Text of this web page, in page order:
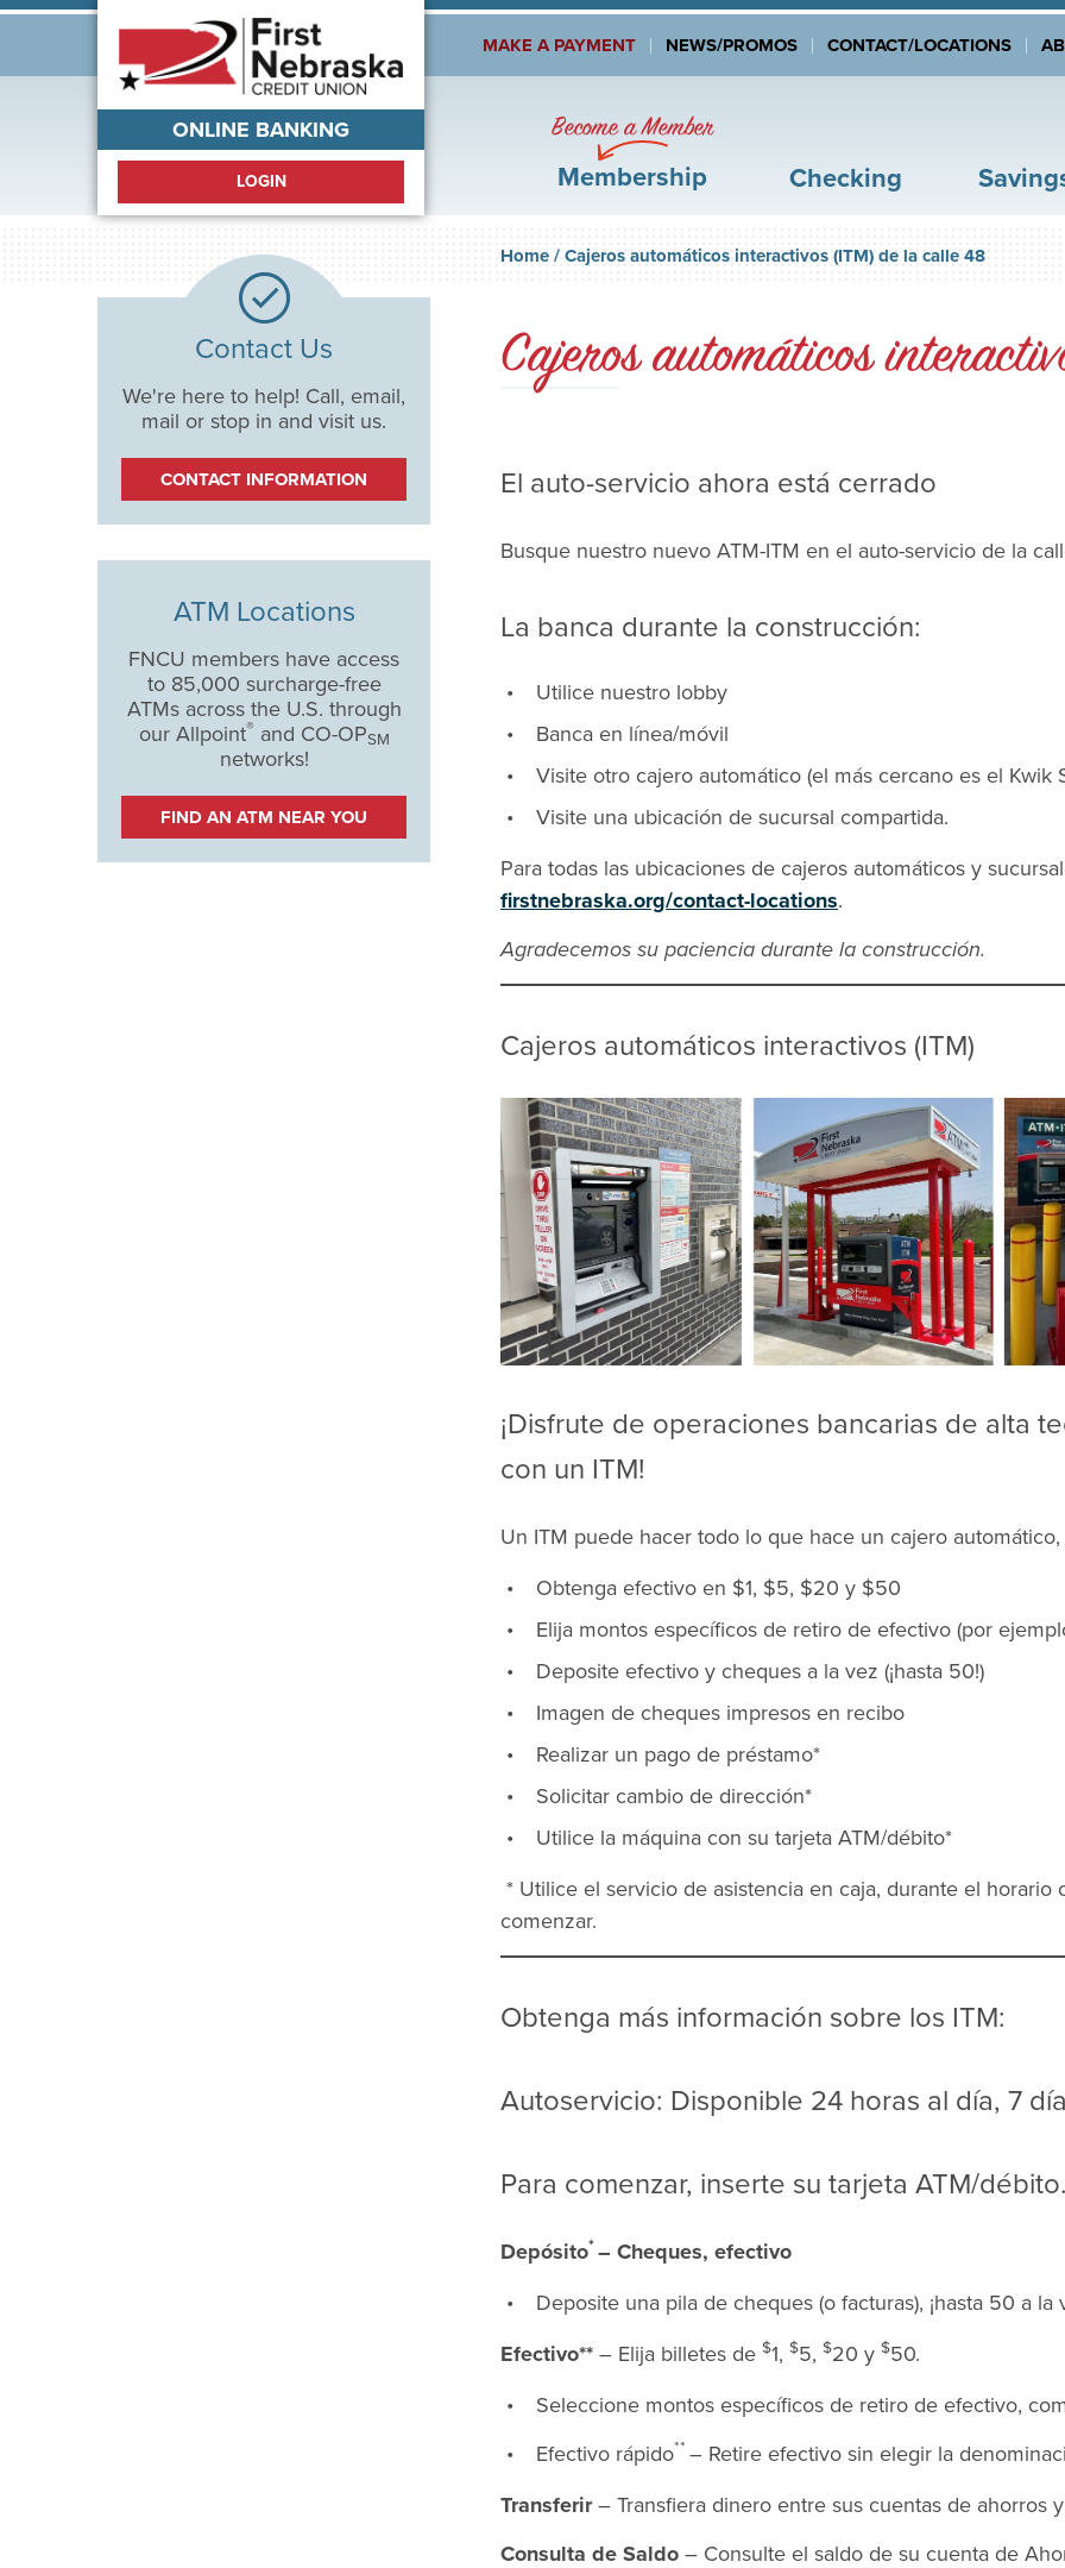
MAKE A PAYMENT NEWS/PROMOS CONTACT/LOCATIONS
Welcome!
ONLINE BANKING
LOGIN
Become a Member
Membership Checking
Home / Cajeros automáticos interactivos (ITM) de la calle 48
Cajeros automáticos
El auto-servicio ahora está cerrado
Busque nuestro nuevo ATM-ITM en el auto-servicio de la
La banca durante la construcción:
Utilice nuestro lobby
Banca en línea/móvil
Visite otro cajero automático (el más cercano es el Kwik
Visite una ubicación de sucursal compartida.
Para todas las ubicaciones de cajeros automáticos y
firstnebraska.org/contact-locations.
Agradecemos su paciencia durante la construcción.
Cajeros automáticos interactivos (ITM)
¡Disfrute de operaciones bancarias de alta
con un ITM!
Un ITM puede hacer todo lo que hace un cajero automático,
Obtenga efectivo en $1, $5, $20 y $50
Elija montos específicos de retiro de efectivo (por
Deposite efectivo y cheques a la vez (¡hasta 50!)
Imagen de cheques impresos en recibo
Realizar un pago de préstamo*
Solicitar cambio de dirección*
Utilice la máquina con su tarjeta ATM/débito*
* Utilice el servicio de asistencia en caja, durante el
comenzar.
Obtenga más información sobre los ITM:
Autoservicio: Disponible 24 horas al día, 7
Para comenzar, inserte su tarjeta ATM/
Depósito*– Cheques, efectivo
Deposite una pila de cheques (o facturas), ¡hasta 50 a la
Efectivo** – Elija billetes de $1, $5, $20 y $50.
Seleccione montos específicos de retiro de efectivo,
Efectivo rápido** – Retire efectivo sin elegir la
Transferir– Transfiera dinero entre sus cuentas de ahorros
Consulta de Saldo – Consulte el saldo de su cuenta de
Contact Us
We're here to help! Call, email,
mail or stop in and visit us.
CONTACT INFORMATION
ATM Locations
FNCU members have access
to 85,000 surcharge-free
ATMs across the U.S. through
our Allpoint® and CO-OPSM
networks!
FIND AN ATM NEAR YOU